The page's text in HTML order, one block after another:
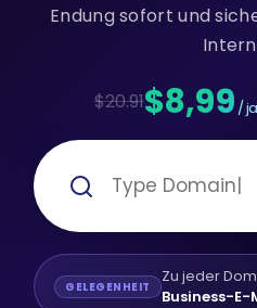
Endung sofort und
$20.91$8,99 /
GELEGENHEIT Zu jeder
Business-E-